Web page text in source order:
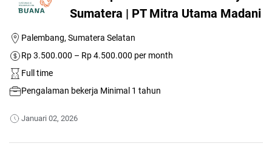
Sumatera | PT Mitra Utama Madani
Palembang, Sumatera Selatan
Rp 3.500.000 – Rp 4.500.000 per month
Full time
Pengalaman bekerja Minimal 1 tahun
Januari 02, 2026